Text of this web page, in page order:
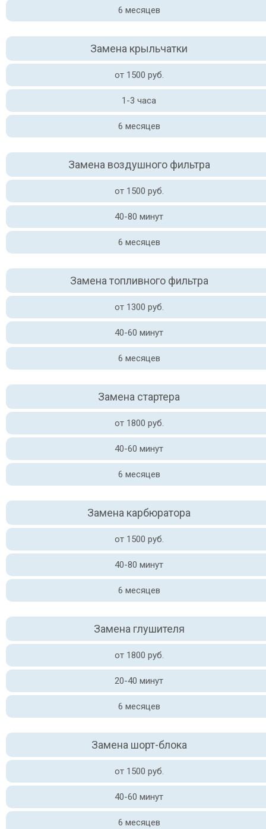
6 месяцев
Замена крыльчатки
от 1500 руб.
1-3 часа
6 месяцев
Замена воздушного фильтра
от 1500 руб.
40-80 минут
6 месяцев
Замена топливного фильтра
от 1300 руб.
40-60 минут
6 месяцев
Замена стартера
от 1800 руб.
40-60 минут
6 месяцев
Замена карбюратора
от 1500 руб.
40-80 минут
6 месяцев
Замена глушителя
от 1800 руб.
20-40 минут
6 месяцев
Замена шорт-блока
от 1500 руб.
40-60 минут
6 месяцев